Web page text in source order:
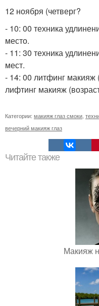
12 ноября (четверг?
- 10: 00 техника
место.
- 11: 30 техника
мест.
- 14: 00 литфинг макияж
лифтинг макияж
Категории: макияж глаз смоки
вечерний макияж глаз
Читайте также
Макияж